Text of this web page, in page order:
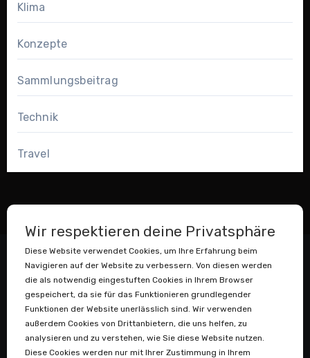
Klima
Konzepte
Sammlungsbeitrag
Technik
Travel
Datenstaubsauger
Wir respektieren deine Privatsphäre
Diese Website verwendet Cookies, um Ihre Erfahrung beim
Navigieren auf der Website zu verbessern. Von diesen werden
die als notwendig eingestuften Cookies in Ihrem Browser
gespeichert, da sie für das Funktionieren grundlegender
Funktionen der Website unerlässlich sind. Wir verwenden
außerdem Cookies von Drittanbietern, die uns helfen, zu
analysieren und zu verstehen, wie Sie diese Website nutzen.
Diese Cookies werden nur mit Ihrer Zustimmung in Ihrem